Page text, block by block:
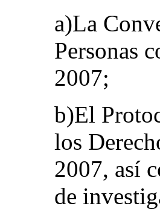
a)La
Personas
2007;
b)El
los
2007, así
de